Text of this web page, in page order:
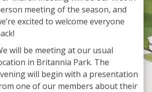
meeting of the season, and
excited to welcome everyone
will be meeting at our usual
in Britannia Park. The
will begin with a presentation
one of our members about their